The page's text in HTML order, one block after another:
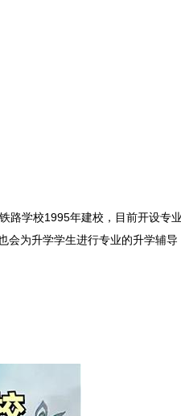
路学校1995年建校，目前开设专
会为升学学生进行专业的升学辅导